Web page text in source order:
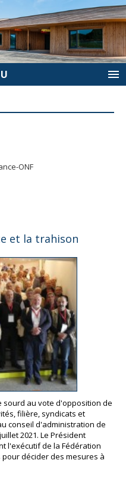
ONF
et la trahison
sourd au vote d'opposition de
filière, syndicats et
conseil d'administration de
2021. Le Président
l'exécutif de la Fédération
décider des mesures à